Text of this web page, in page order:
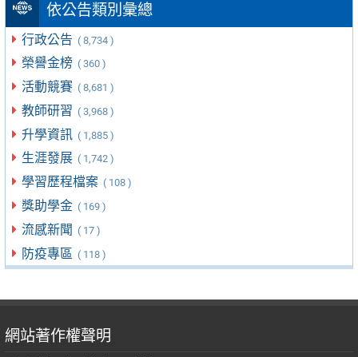
依公告類別彙總
行政公告 ( 8,734 )
榮譽金榜 ( 360 )
活動競賽 ( 8,681 )
教師研習 ( 3,968 )
升學資訊 ( 1,885 )
生涯發展 ( 1,742 )
學習歷程檔案 ( 108 )
獎助學金 ( 169 )
流感新聞 ( 17 )
防疫專區 ( 118 )
網站著作權聲明